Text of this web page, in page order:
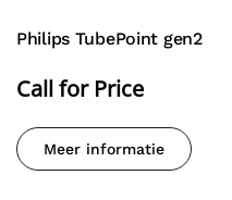
Philips TubePoint gen2
Call for Price
Meer informatie